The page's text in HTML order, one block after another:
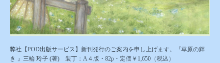
弊社【POD出版サービス】新刊発行のご案内を申し上げます。『草原の輝
き 』三輪 玲子 (著) 装丁：A４版・82p・定価￥1,650（税込）